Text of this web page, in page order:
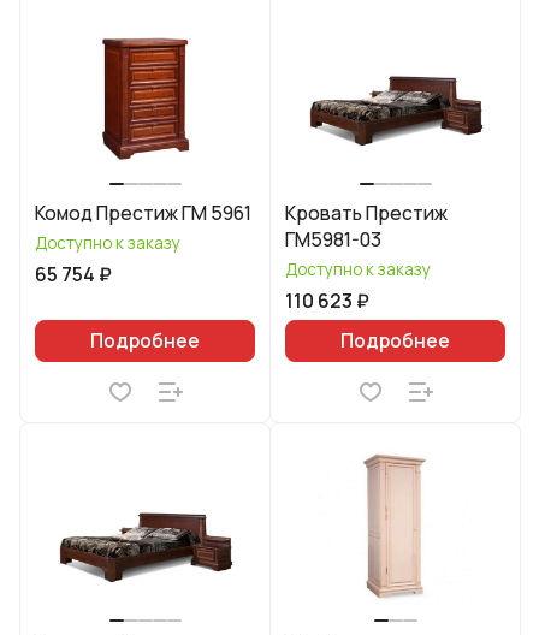
Комод Престиж ГМ 5961
Доступно к заказу
65 754 ₽
Подробнее
Кровать Престиж
ГМ5981-03
Доступно к заказу
110 623 ₽
Подробнее